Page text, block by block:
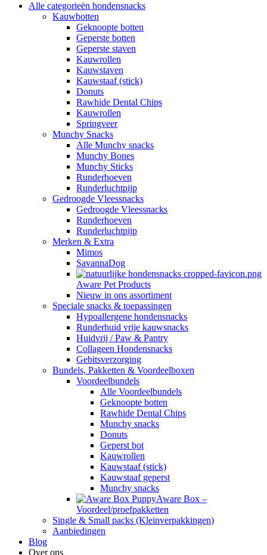
Alle categorieën hondensnacks
Kauwbotten
Geknoopte botten
Geperste botten
Geperste staven
Kauwrollen
Kauwstaven
Kauwstaaf (stick)
Donuts
Rawhide Dental Chips
Kauwrollen
Springveer
Munchy Snacks
Alle Munchy snacks
Munchy Bones
Munchy Sticks
Runderhoeven
Runderluchtpijp
Gedroogde Vleessnacks
Gedroogde Vleessnacks
Runderhoeven
Runderluchtpijp
Merken & Extra
Mimos
SavannaDog
Aware Pet Products
Nieuw in ons assortiment
Speciale snacks & toepassingen
Hypoallergene hondensnacks
Runderhuid vrije kauwsnacks
Huidvrij / Paw & Pantry
Collageen Hondensnacks
Gebitsverzorging
Bundels, Pakketten & Voordeelboxen
Voordeelbundels
Alle Voordeelbundels
Geknoopte botten
Rawhide Dental Chips
Munchy snacks
Donuts
Geperst bot
Kauwrollen
Kauwstaaf (stick)
Kauwstaaf geperst
Munchy snacks
Aware Box –
Voordeel/proefpakketten
Single & Small packs (Kleinverpakkingen)
Aanbiedingen
Blog
Over ons